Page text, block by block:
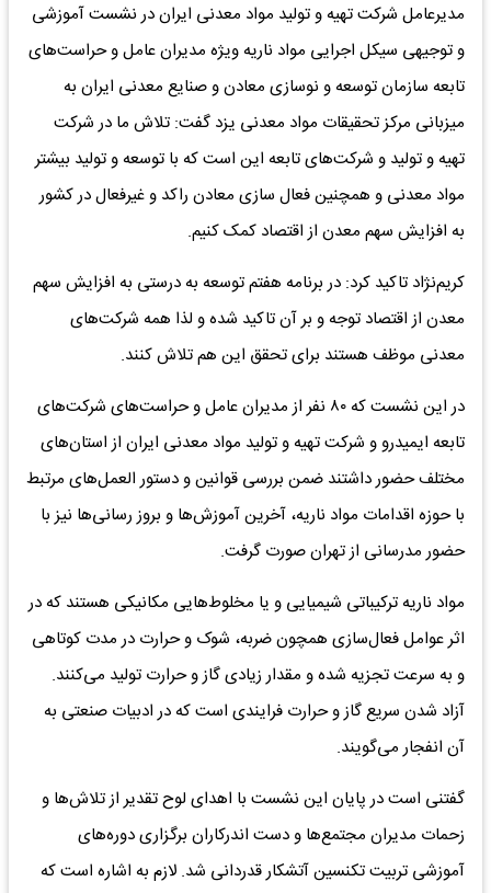
مدیرعامل شرکت تهیه و تولید مواد معدنی ایران در نشست آموزشی
و توجیهی سیکل اجرایی مواد ناریه ویژه مدیران عامل و حراست‌های
تابعه سازمان توسعه و نوسازی معادن و صنایع معدنی ایران به
میزبانی مرکز تحقیقات مواد معدنی یزد گفت: تلاش ما در شرکت
تهیه و تولید و شرکت‌های تابعه این است که با توسعه و تولید بیشتر
مواد معدنی و همچنین فعال سازی معادن راکد و غیرفعال در کشور
به افزایش سهم معدن از اقتصاد کمک کنیم.
کریم‌نژاد تاکید کرد: در برنامه هفتم توسعه به درستی به افزایش سهم
معدن از اقتصاد توجه و بر آن تاکید شده و لذا همه شرکت‌های
معدنی موظف هستند برای تحقق این هم تلاش کنند.
در این نشست که ۸۰ نفر از مدیران عامل و حراست‌های شرکت‌های
تابعه ایمیدرو و شرکت تهیه و تولید مواد معدنی ایران از استان‌های
مختلف حضور داشتند ضمن بررسی قوانین و دستور العمل‌های مرتبط
با حوزه اقدامات مواد ناریه، آخرین آموزش‌ها و بروز رسانی‌ها نیز با
حضور مدرسانی از تهران صورت گرفت.
مواد ناریه ترکیباتی شیمیایی و یا مخلوط‌هایی مکانیکی هستند که در
اثر عوامل فعال‌سازی همچون ضربه، شوک و حرارت در مدت کوتاهی
و به سرعت تجزیه شده و مقدار زیادی گاز و حرارت تولید می‌کنند.
آزاد شدن سریع گاز و حرارت فرایندی است که در ادبیات صنعتی به
آن انفجار می‌گویند.
گفتنی است در پایان این نشست با اهدای لوح تقدیر از تلاش‌ها و
زحمات مدیران مجتمع‌ها و دست اندرکاران برگزاری دوره‌های
آموزشی تربیت تکنسین آتشکار قدردانی شد. لازم به اشاره است که